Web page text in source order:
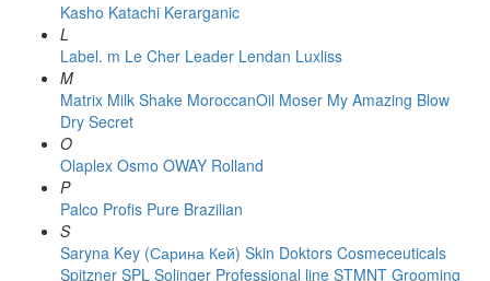
Kasho Katachi Kerarganic
L
Label. m Le Cher Leader Lendan Luxliss
M
Matrix Milk Shake MoroccanOil Moser My Amazing Blow
Dry Secret
O
Olaplex Osmo OWAY Rolland
P
Palco Profis Pure Brazilian
S
Saryna Key (Сарина Кей) Skin Doktors Cosmeceuticals
Spitzner SPL Solinger Professional line STMNT Grooming